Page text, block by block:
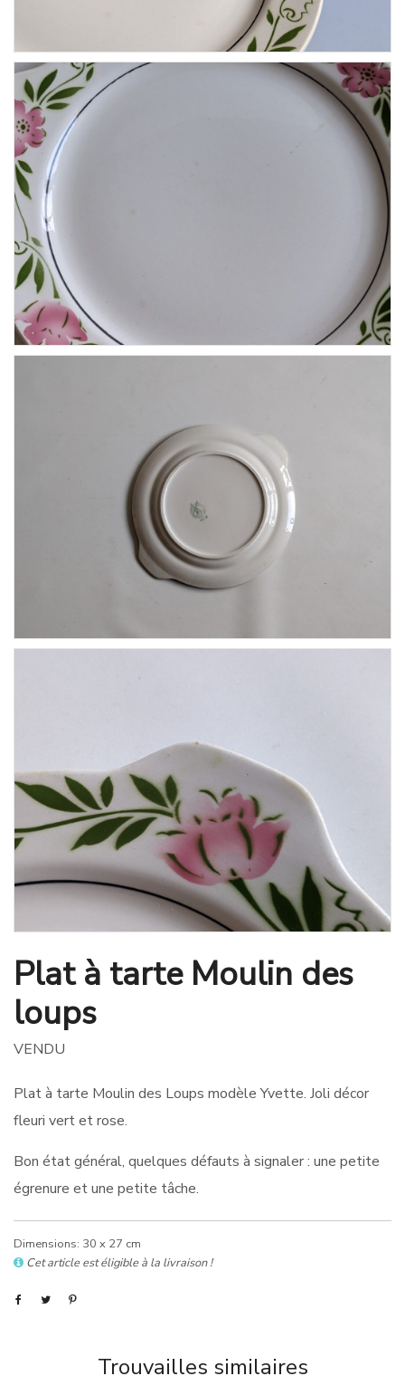
Plat à tarte Moulin des
loups
VENDU
Plat à tarte Moulin des Loups modèle Yvette. Joli décor
fleuri vert et rose.
Bon état général, quelques défauts à signaler : une petite
égrenure et une petite tâche.
Dimensions: 30 x 27 cm
Cet article est éligible à la livraison !
Trouvailles similaires